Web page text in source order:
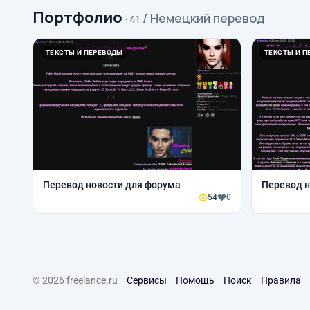
Портфолио · 41 / Немецкий перевод
ТЕКСТЫ И ПЕРЕВОДЫ
Перевод новости для форума
54 0
ТЕКСТЫ И
Перевод
© 2026 freelance.ru Сервисы Помощь Поиск Правила